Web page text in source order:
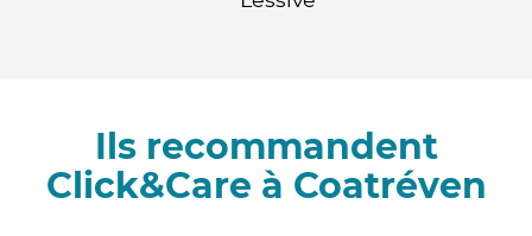
Ils recommandent
Click&Care à Coatréven